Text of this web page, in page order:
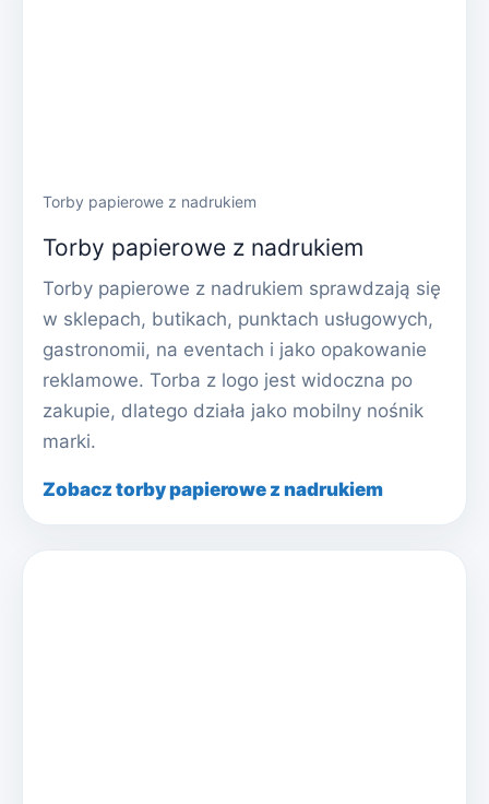
Torby papierowe z nadrukiem
Torby papierowe z nadrukiem
Torby papierowe z nadrukiem sprawdzają się
w sklepach, butikach, punktach usługowych,
gastronomii, na eventach i jako opakowanie
reklamowe. Torba z logo jest widoczna po
zakupie, dlatego działa jako mobilny nośnik
marki.
Zobacz torby papierowe z nadrukiem